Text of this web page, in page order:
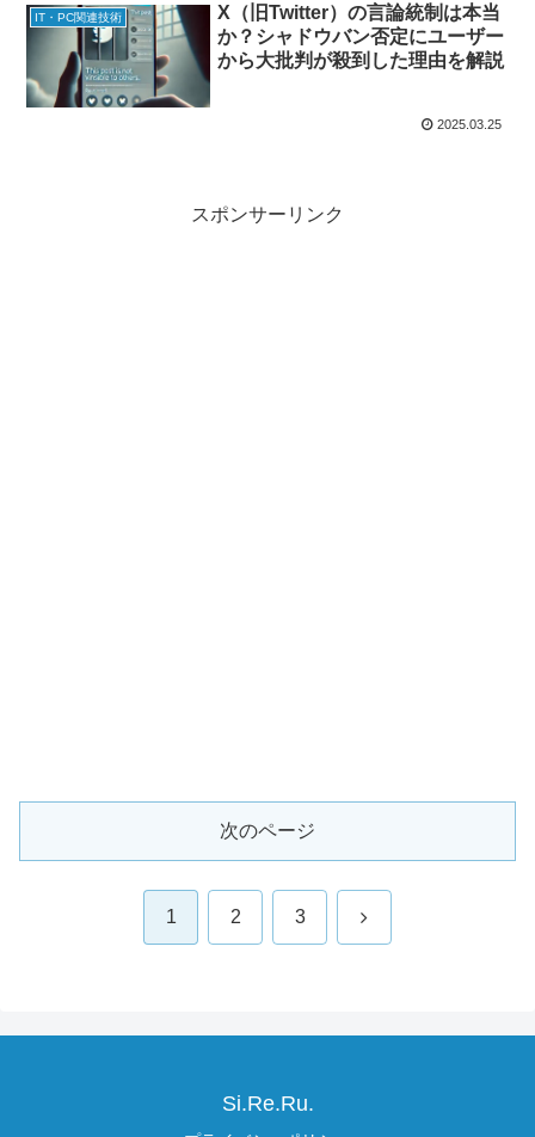
IT・PC関連技術
X（旧Twitter）の言論統制は本当
か？シャドウバン否定にユーザー
から大批判が殺到した理由を解説
2025.03.25
スポンサーリンク
次のページ
1 2 3 次
Si.Re.Ru.